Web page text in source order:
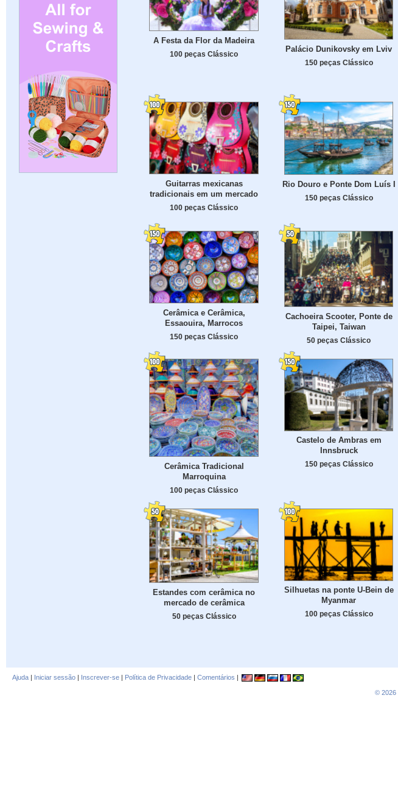
A Festa da Flor da Madeira
100 peças Clássico
Palácio Dunikovsky em Lviv
150 peças Clássico
Guitarras mexicanas
tradicionais em um mercado
100 peças Clássico
Rio Douro e Ponte Dom Luís I
150 peças Clássico
Cerâmica e Cerâmica,
Essaouira, Marrocos
150 peças Clássico
Cachoeira Scooter, Ponte de
Taipei, Taiwan
50 peças Clássico
Cerâmica Tradicional
Marroquina
100 peças Clássico
Castelo de Ambras em
Innsbruck
150 peças Clássico
Estandes com cerâmica no
mercado de cerâmica
50 peças Clássico
Silhuetas na ponte U-Bein de
Myanmar
100 peças Clássico
Ajuda | Iniciar sessão | Inscrever-se | Política de Privacidade | Comentários |
© 2026